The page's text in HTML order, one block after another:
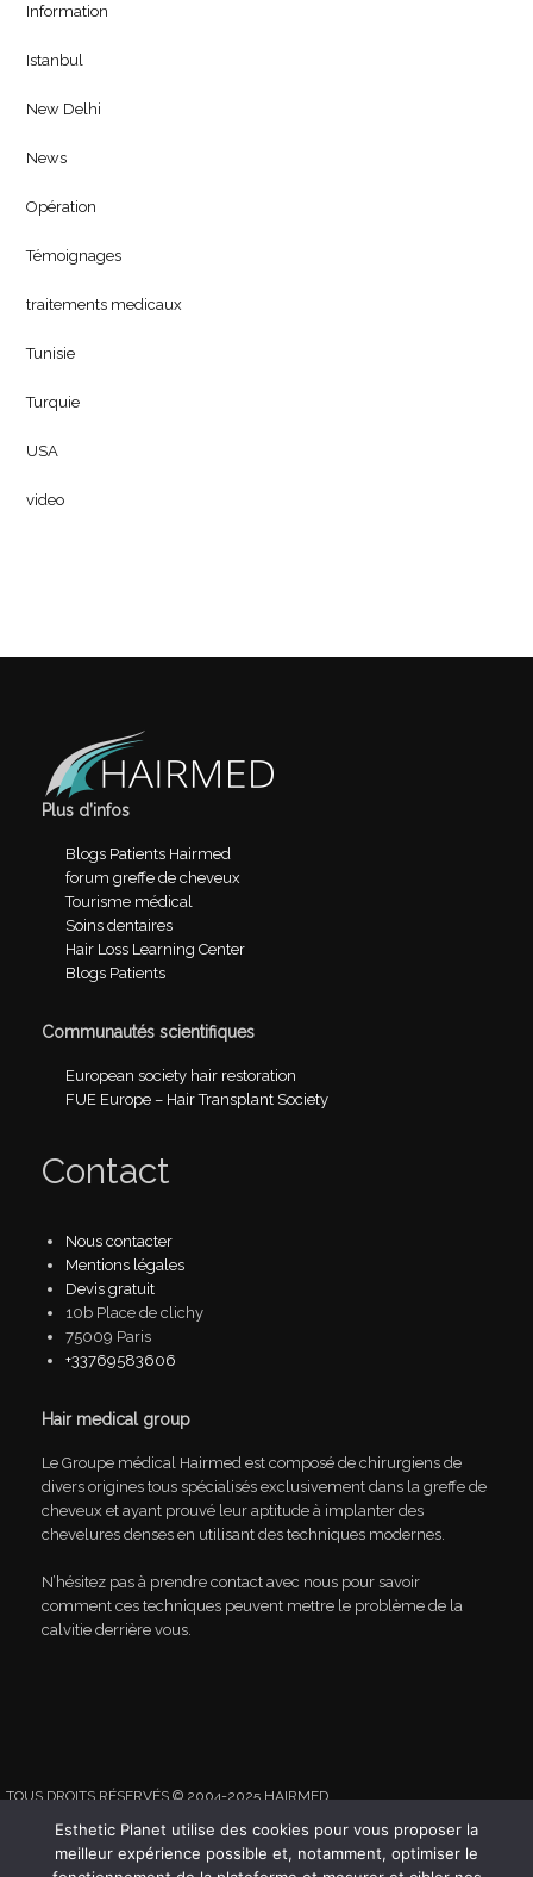
Information
Istanbul
New Delhi
News
Opération
Témoignages
traitements medicaux
Tunisie
Turquie
USA
video
Plus d’infos
Blogs Patients Hairmed
forum greffe de cheveux
Tourisme médical
Soins dentaires
Hair Loss Learning Center
Blogs Patients
Communautés scientifiques
European society hair restoration
FUE Europe – Hair Transplant Society
Contact
Nous contacter
Mentions légales
Devis gratuit
10b Place de clichy
75009 Paris
+33769583606
Hair medical group
Le Groupe médical Hairmed est composé de chirurgiens de
divers origines tous spécialisés exclusivement dans la greffe de
cheveux et ayant prouvé leur aptitude à implanter des
chevelures denses en utilisant des techniques modernes.
N’hésitez pas à prendre contact avec nous pour savoir
comment ces techniques peuvent mettre le problème de la
calvitie derrière vous.
TOUS DROITS RÉSERVÉS © 2004-2025 HAIRMED
Esthetic Planet utilise des cookies pour vous proposer la
meilleur expérience possible et, notamment, optimiser le